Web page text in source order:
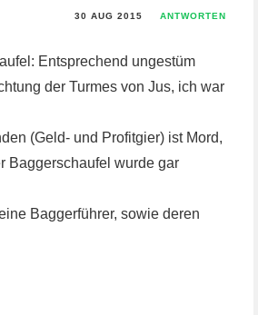
30 AUG 2015 ANTWORTEN
Entsprechend ungestüm
der Turmes von Jus, ich war
(Geld- und Profitgier) ist Mord,
Baggerschaufel wurde gar
Baggerführer, sowie deren